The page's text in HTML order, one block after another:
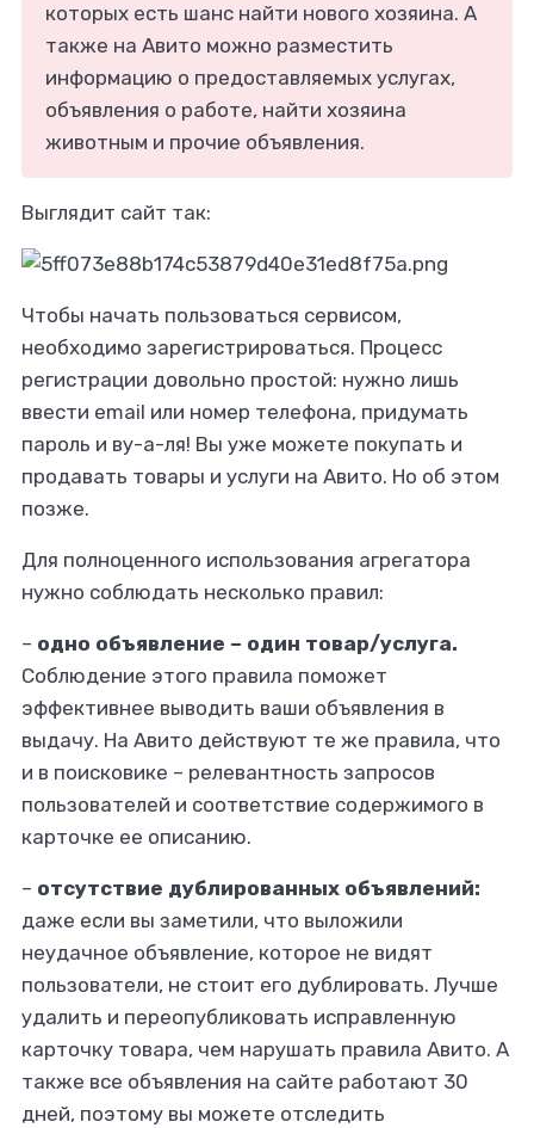
текст в
сроки?
ВОРК24 помогут!
которых есть шанс найти нового хозяина. А
также на Авито можно разместить
информацию о предоставляемых услугах,
объявления о работе, найти хозяина
животным и прочие объявления.
Выглядит сайт так:
Чтобы начать пользоваться сервисом,
необходимо зарегистрироваться. Процесс
регистрации довольно простой: нужно лишь
ввести email или номер телефона, придумать
пароль и ву-а-ля! Вы уже можете покупать и
продавать товары и услуги на Авито. Но об этом
позже.
Для полноценного использования агрегатора
нужно соблюдать несколько правил:
– одно объявление – один товар/услуга.
Соблюдение этого правила поможет
эффективнее выводить ваши объявления в
выдачу. На Авито действуют те же правила, что
и в поисковике – релевантность запросов
пользователей и соответствие содержимого в
карточке ее описанию.
– отсутствие дублированных объявлений:
даже если вы заметили, что выложили
неудачное объявление, которое не видят
пользователи, не стоит его дублировать. Лучше
удалить и переопубликовать исправленную
карточку товара, чем нарушать правила Авито. А
также все объявления на сайте работают 30
дней, поэтому вы можете отследить